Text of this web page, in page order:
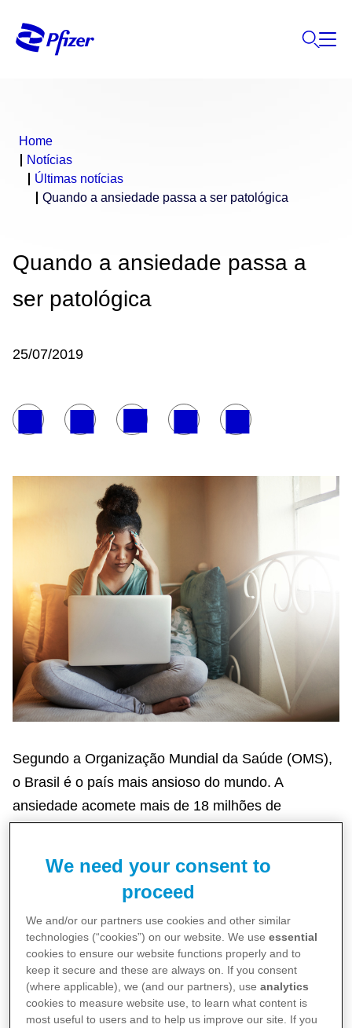
Home
Notícias
Últimas notícias
Quando a ansiedade passa a ser patológica
Quando a ansiedade passa a
ser patológica
25/07/2019
Segundo a Organização Mundial da Saúde (OMS),
o Brasil é o país mais ansioso do mundo. A
ansiedade acomete mais de 18 milhões de
medo e apreensão devido a um perigo
desconhecido. Quando é exagerada, torna-se um
problema patológico, que pode prejudicar bastante
a qualidade de vida. Identificar os sinais da
ansiedade é o primeiro passo para enfrentá-la.
Continue a leitura para saber como fazer isto.
We need your consent to
proceed
We and/or our partners use cookies and other similar
technologies (“cookies”) on our website. We useessential
cookies to ensure our website functions properly and to
keep it secure and these are always on. If you consent
(where applicable), we (and our partners), useanalytics
cookies to measure website use, to learn what content is
most useful to users and to help us improve our site. If you